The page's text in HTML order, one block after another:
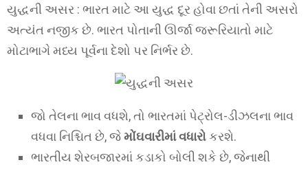
યુદ્ધની અસર : ભારત માટે આ યુદ્ધ દૂર હોવા છતાં તેની અસરો
અત્યંત નજીક છે. ભારત પોતાની ઊર્જા જરૂરિયાતો માટે
મોટાભાગે મધ્ય પૂર્વના દેશો પર નિર્ભર છે.
જો તેલના ભાવ વધશે, તો ભારતમાં પેટ્રોલ-ડીઝલના ભાવ
વધવા નિશ્ચિત છે, જેમોંઘવારીમાં વધારોકરશે.
ભારતીય શેરબજારમાં કડાકો બોલી શકે છે, જેનાથી